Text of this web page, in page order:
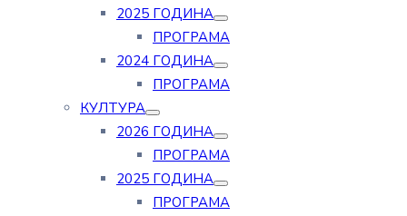
2025 ГОДИНА
ПРОГРАМА
2024 ГОДИНА
ПРОГРАМА
КУЛТУРА
2026 ГОДИНА
ПРОГРАМА
2025 ГОДИНА
ПРОГРАМА